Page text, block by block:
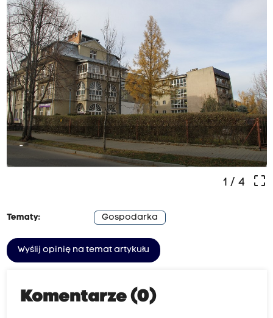
-
crop_free
1 / 4
Tematy: Gospodarka
Wyślij opinię na temat artykułu
Komentarze (0)